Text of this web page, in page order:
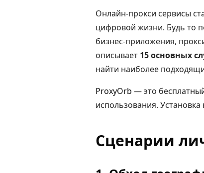
Онлайн-прокси сервисы
цифровой жизни. Будь то
бизнес-приложения,
описывает 15 основных
найти наиболее
ProxyOrb — это
использования.
Сценарии